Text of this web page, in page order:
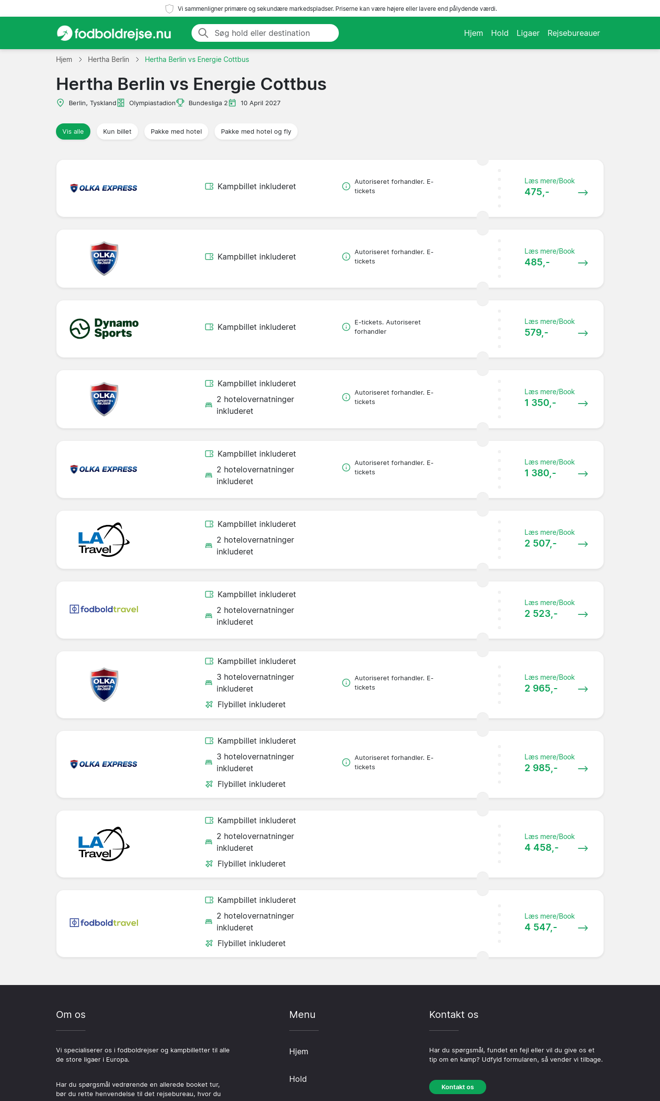
Vi sammenligner primære og sekundære markedspladser. Priserne kan være højere eller lavere end pålydende værdi.
Hjem Hold Ligaer Rejsebureauer
Hjem Hertha Berlin Hertha Berlin vs Energie Cottbus
Hertha Berlin vs Energie Cottbus
Berlin, Tyskland Olympiastadion Bundesliga 2 10 April 2027
Vis alle Kun billet Pakke med hotel Pakke med hotel og fly
Kampbillet inkluderet
Autoriseret forhandler. E-
tickets
Læs mere/Book
475,-
Kampbillet inkluderet
Autoriseret forhandler. E-
tickets
Læs mere/Book
485,-
Kampbillet inkluderet
E-tickets. Autoriseret
forhandler
Læs mere/Book
579,-
Kampbillet inkluderet
2 hotelovernatninger
inkluderet
Autoriseret forhandler. E-
tickets
Læs mere/Book
1 350,-
Kampbillet inkluderet
2 hotelovernatninger
inkluderet
Autoriseret forhandler. E-
tickets
Læs mere/Book
1 380,-
Kampbillet inkluderet
2 hotelovernatninger
inkluderet
Læs mere/Book
2 507,-
Kampbillet inkluderet
2 hotelovernatninger
inkluderet
Læs mere/Book
2 523,-
Kampbillet inkluderet
3 hotelovernatninger
inkluderet
Flybillet inkluderet
Autoriseret forhandler. E-
tickets
Læs mere/Book
2 965,-
Kampbillet inkluderet
3 hotelovernatninger
inkluderet
Flybillet inkluderet
Autoriseret forhandler. E-
tickets
Læs mere/Book
2 985,-
Kampbillet inkluderet
2 hotelovernatninger
inkluderet
Flybillet inkluderet
Læs mere/Book
4 458,-
Kampbillet inkluderet
2 hotelovernatninger
inkluderet
Flybillet inkluderet
Læs mere/Book
4 547,-
Om os
Vi specialiserer os i fodboldrejser og kampbilletter til alle
de store ligaer i Europa.
Har du spørgsmål vedrørende en allerede booket tur,
bør du rette henvendelse til det rejsebureau, hvor du
Menu
Hjem
Hold
Kontakt os
Har du spørgsmål, fundet en fejl eller vil du give os et
tip om en kamp? Udfyld formularen, så vender vi tilbage.
Kontakt os